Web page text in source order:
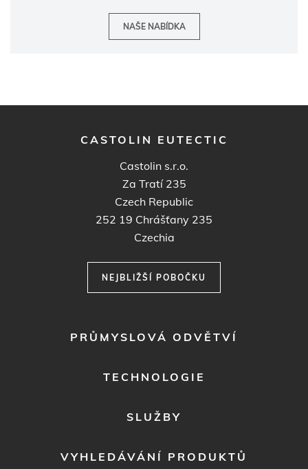
NAŠE NABÍDKA
CASTOLIN EUTECTIC
Castolin s.r.o.
Za Tratí 235
Czech Republic
252 19 Chrášťany 235
Czechia
NEJBLIŽŠÍ POBOČKU
PRŮMYSLOVÁ ODVĚTVÍ
TECHNOLOGIE
SLUŽBY
VYHLEDÁVÁNÍ PRODUKTŮ